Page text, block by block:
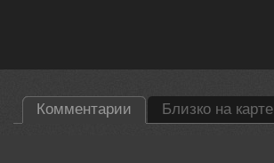
Комментарии Близко на карте